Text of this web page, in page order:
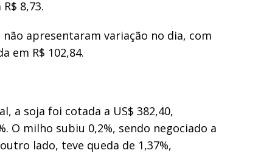
8,73.
apresentaram variação no dia, com
em R$ 102,84.
a soja foi cotada a US$ 382,40,
O milho subiu 0,2%, sendo negociado a
lado, teve queda de 1,37%,